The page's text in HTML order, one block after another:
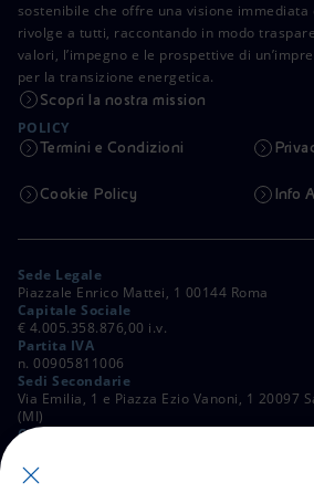
sostenibile che offre una visione immediata
rivolge a tutti, raccontando in modo
valori, l’impegno e le prospettive di
per la transizione energetica.
Scopri la nostra mission
POLICY
Termini e Condizioni
Cookie Policy Info
Sede Legale
Piazzale Enrico Mattei, 1 00144 Roma
Capitale Sociale
€ 4.005.358.876,00 i.v.
Partita IVA
n. 00905811006
Sedi Secondarie
Via Emilia, 1 e Piazza Ezio Vanoni, 1 20097
(MI)
C. Fiscale e Registro Imprese di Roma